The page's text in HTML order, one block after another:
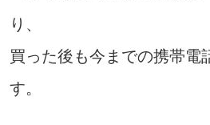
り、
買った後も今までの携帯電
す。